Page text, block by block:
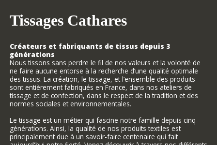
Tissages Cathares
Créateurs et fabriquants de tissus depuis 3
générations
Nous tissons sans perdre le fil de nos valeurs et la volonté de
ne faire aucune entorse à la recherche d’une qualité optimale
des tissus. La création, le tissage, et l’ensemble des produits
sont entièrement fabriqués en France, dans nos ateliers de
tissage et de confection, dans le respect de la tradition et des
normes sociales et environnementales.
Le tissage est un métier qui fascine notre famille depuis cinq
générations. Ainsi, la qualité de nos produits textiles est
principalement due à un savoir-faire centenaire qui fait